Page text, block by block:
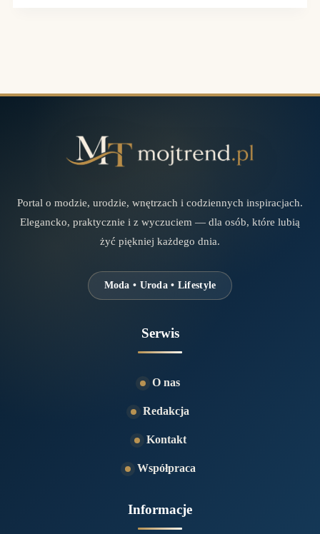
Portal o modzie, urodzie, wnętrzach i codziennych inspiracjach.
Elegancko, praktycznie i z wyczuciem — dla osób, które lubią
żyć piękniej każdego dnia.
Moda • Uroda • Lifestyle
Serwis
O nas
Redakcja
Kontakt
Współpraca
Informacje